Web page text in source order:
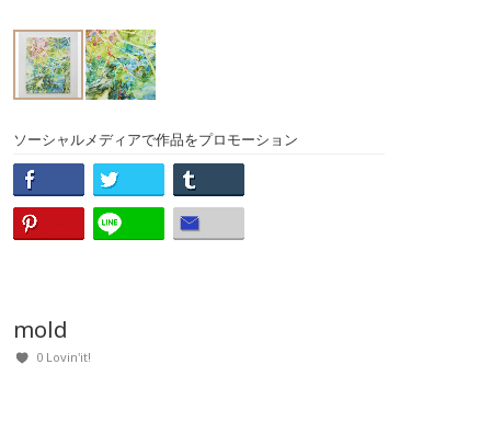
ソーシャルメディアで作品をプロモーション
mold
0 Lovin'it!